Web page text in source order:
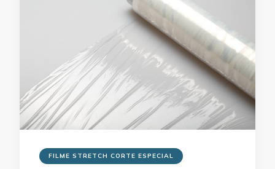
FILME STRETCH CORTE ESPECIAL